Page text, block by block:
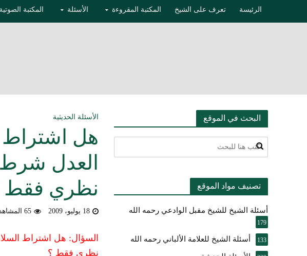
الرئيسة تعرف على الشيخ المكتبة المقروءة الأسئلة المكتبة الصوتية
التعليق على ميثاق العمل الدعوي بين علماء
أسئلة عبدالله السليماني الحديثية للشيخ
بيان بشأن حادث نيوزلندا الإرهابي
حقيقة موقف الشيخ الألباني رحمه الله من
شرح الضوابط الفقهية في التعامل مع
تعقيب على مقال الدكتور صادق بن محمد
الأسئلة الحديثية
هل اشتراط
العدل
نظري فقط
18 يوليو، 2009 65 المشاهدات
السؤال: هل اشتراط
نظري فقط ؟
البحث في الموقع
تصنيف مواد الموقع
أسئلة الشيخ للشيخ مقبل الوادعي رحمه الله
179
أسئلة الشيخ للعلامة الألباني رحمه الله 133